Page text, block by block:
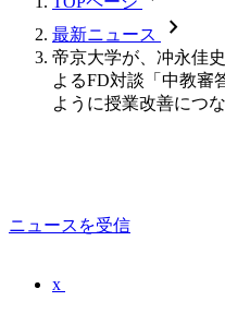
最新ニュース chevron_forward
帝京大学が、冲永佳
よるFD対談「中教審
ように授業改善につ
ニュースを受信
x